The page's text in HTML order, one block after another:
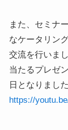
また、セミナ
なケータリン
交流を行いま
当たるプレゼ
日となりまし
https://